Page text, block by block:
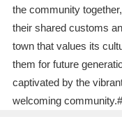
the community
their shared customs
town that values its
them for future
captivated by the
welcoming